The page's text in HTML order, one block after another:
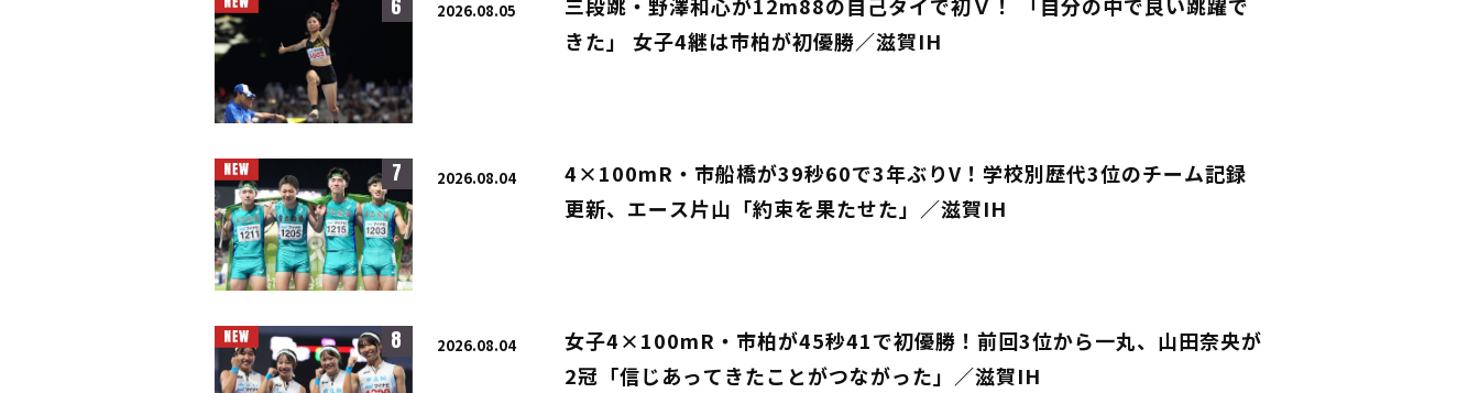
6 2026.08.05
三段跳・野澤和心が12m88の自己タイで初Ｖ！ 「自分の中で良い跳躍で
きた」 女子4継は市柏が初優勝／滋賀IH
7 2026.08.04
4×100mR・市船橋が39秒60で3年ぶりV！学校別歴代3位のチーム記録
更新、エース片山「約束を果たせた」／滋賀IH
8 2026.08.04
女子4×100mR・市柏が45秒41で初優勝！前回3位から一丸、山田奈央が
2冠「信じあってきたことがつながった」／滋賀IH